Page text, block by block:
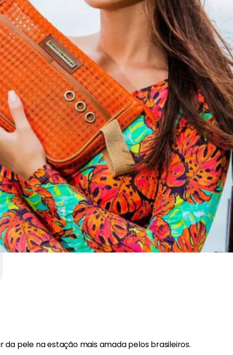
pele na estação mais amada pelos brasileiros.